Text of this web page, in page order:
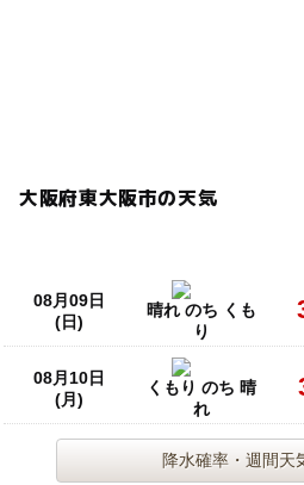
大阪府東大阪市の天気
08月09日
(日)
晴れ のち くも
り
08月10日
(月)
くもり のち 晴
れ
降水確率・週間天